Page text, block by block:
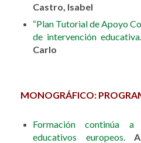
Castro, Isabel
“Plan Tutorial de Apoyo
de intervención educativa
Carlo
MONOGRÁFICO:
Formación continúa
educativos europeos